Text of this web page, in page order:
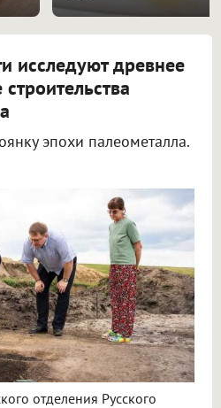
исследуют древнее
эпохи палеометалла.
отделения Русского